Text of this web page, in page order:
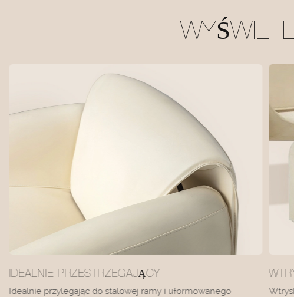
IDEALNIE PRZESTRZEGAJĄCY
Idealnie przylegając do stalowej ramy i uformowanego